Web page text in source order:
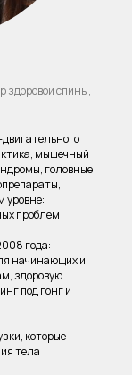
здоровой спины,
мышечный
головные
уровне:
проблем
года:
начинающих и
здоровую
под гонг и
которые
тела